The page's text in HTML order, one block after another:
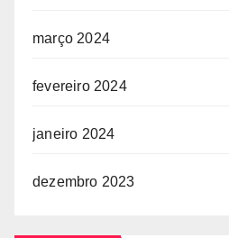
março 2024
fevereiro 2024
janeiro 2024
dezembro 2023